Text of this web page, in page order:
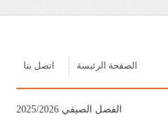
اتصل بنا الصفحة الرئيسة
الفصل الصيفي 2025/2026